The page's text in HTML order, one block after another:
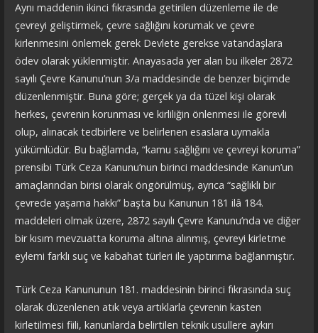
Aynı maddenin ikinci fıkrasında getirilen düzenleme ile de
çevreyi geliştirmek, çevre sağlığını korumak ve çevre
kirlenmesini önlemek gerek Devlete gerekse vatandaşlara
ödev olarak yüklenmiştir. Anayasada yer alan bu ilkeler 2872
sayılı Çevre Kanunu’nun 3/a maddesinde de benzer biçimde
düzenlenmiştir. Buna göre; gerçek ya da tüzel kişi olarak
herkes, çevrenin korunması ve kirliliğin önlenmesi ile görevli
olup, alınacak tedbirlere ve belirlenen esaslara uymakla
yükümlüdür. Bu bağlamda, “kamu sağlığını ve çevreyi koruma”
prensibi Türk Ceza Kanunu’nun birinci maddesinde Kanun’un
amaçlarından birisi olarak öngörülmüş, ayrıca “sağlıklı bir
çevrede yaşama hakkı” başta bu Kanunun 181 ilâ 184.
maddeleri olmak üzere, 2872 sayılı Çevre Kanunu’nda ve diğer
bir kısım mevzuatta koruma altına alınmış, çevreyi kirletme
eylemi farklı suç ve kabahat türleri ile yaptırıma bağlanmıştır.
Türk Ceza Kanununun 181. maddesinin birinci fıkrasında suç
olarak düzenlenen atık veya artıklarla çevrenin kasten
kirletilmesi fiili, kanunlarda belirtilen teknik usullere aykırı